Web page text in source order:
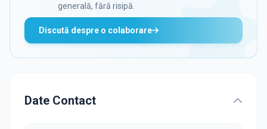
generală, fără risipă.
Discută despre o colaborare
Date Contact